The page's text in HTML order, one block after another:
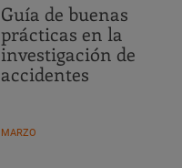
Guía de buenas
prácticas en la
investigación de
accidentes
MARZO